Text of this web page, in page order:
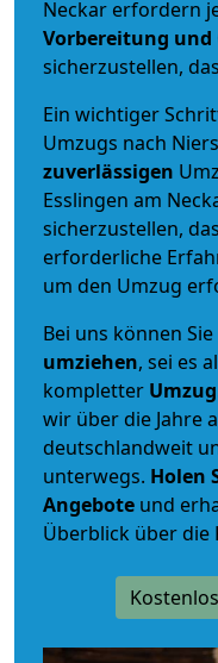
Neckar erfordern
Vorbereitung
sicherzustellen,
Ein wichtiger
Umzugs nach
zuverlässigen
Esslingen am
sicherzustellen,
erforderliche
um den Umzug
Bei uns können Sie
umziehen, sei es
kompletter Umzug
wir über die Jahre
deutschlandweit
unterwegs. Holen
Angebote und
Überblick über die